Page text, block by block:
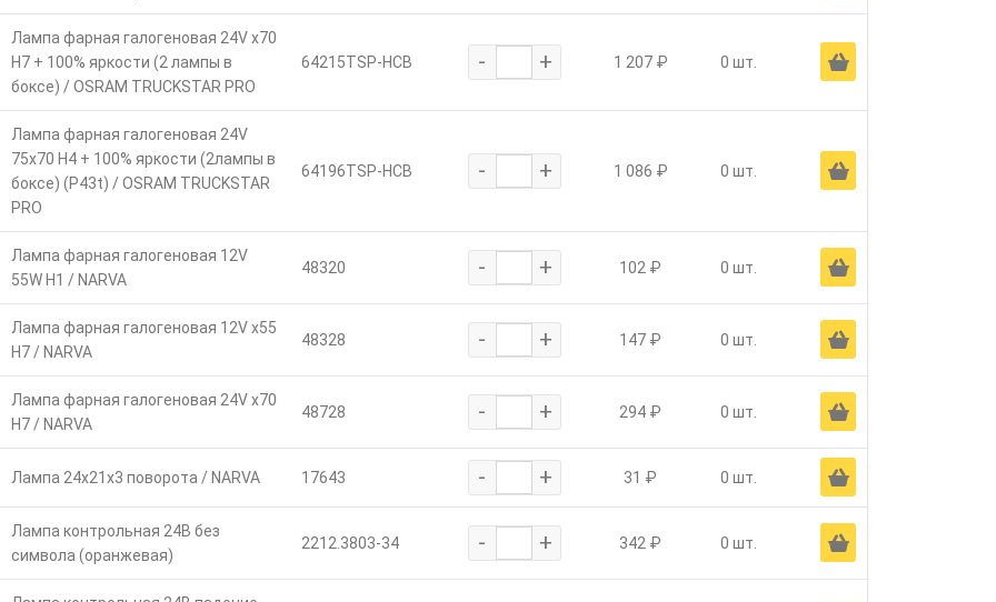
Лампа фарная галогеновая 24V х70
Н7 + 100% яркости (2 лампы в
боксе) / OSRAM TRUCKSTAR PRO
64215TSP-HCB - + 1 207 ₽ 0 шт. Ä
Лампа фарная галогеновая 24V
75х70 Н4 + 100% яркости (2лампы в
боксе) (Р43t) / OSRAM TRUCKSTAR
PRO
64196TSP-HCB - + 1 086 ₽ 0 шт. Ä
Лампа фарная галогеновая 12V
55W Н1 / NARVA
48320 - + 102 ₽ 0 шт. Ä
Лампа фарная галогеновая 12V х55
Н7 / NARVA
48328 - + 147 ₽ 0 шт. Ä
Лампа фарная галогеновая 24V х70
Н7 / NARVA
48728 - + 294 ₽ 0 шт. Ä
Лампа 24х21х3 поворота / NARVA 17643 - + 31 ₽ 0 шт. Ä
Лампа контрольная 24В без
символа (оранжевая)
2212.3803-34 - + 342 ₽ 0 шт. Ä